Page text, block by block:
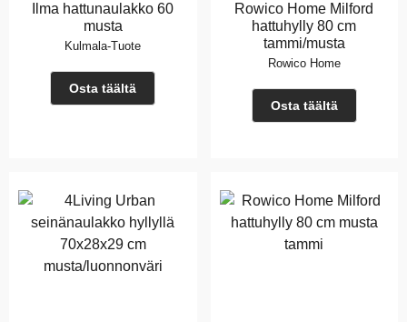
Ilma hattunaulakko 60
musta
Kulmala-Tuote
Osta täältä
Rowico Home Milford
hattuhylly 80 cm
tammi/musta
Rowico Home
Osta täältä